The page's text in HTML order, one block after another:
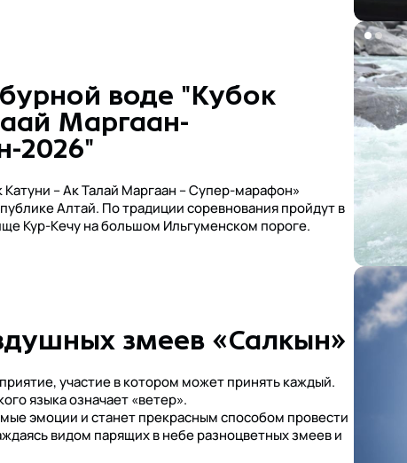
воде "Кубок
Маргаан-
2026"
– Ак Талай Маргаан – Супер-марафон»
Алтай. По традиции соревнования пройдут в
Кур-Кечу на большом Ильгуменском пороге.
змеев «Салкын»
участие в котором может принять каждый.
языка означает «ветер».
эмоции и станет прекрасным способом провести
видом парящих в небе разноцветных змеев и